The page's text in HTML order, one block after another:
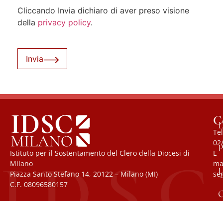
Cliccando Invia dichiaro di aver preso visione
della privacy policy.
Invia
Istituto per il Sostentamento del Clero della Diocesi di
Milano
Piazza Santo Stefano 14, 20122 – Milano (MI)
C.F. 08096580157
E-